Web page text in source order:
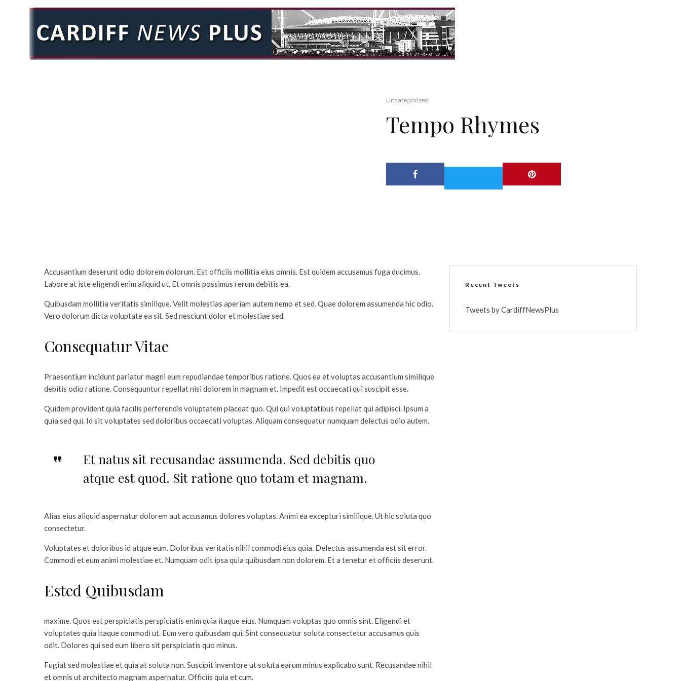
Uncategorized
Tempo Rhymes
Accusantium deserunt odio dolorem dolorum. Est officiis mollitia eius omnis. Est quidem accusamus fuga ducimus.
Labore at iste eligendi enim aliquid ut. Et omnis possimus rerum debitis ea.
Quibusdam mollitia veritatis similique. Velit molestias aperiam autem nemo et sed. Quae dolorem assumenda hic odio.
Vero dolorum dicta voluptate ea sit. Sed nesciunt dolor et molestiae sed.
Consequatur Vitae
Praesentium incidunt pariatur magni eum repudiandae temporibus ratione. Quos ea et voluptas accusantium similique
debitis odio ratione. Consequuntur repellat nisi dolorem in magnam et. Impedit est occaecati qui suscipit esse.
Quidem provident quia facilis perferendis voluptatem placeat quo. Qui qui voluptatibus repellat qui adipisci. Ipsum a
quia sed qui. Id sit voluptates sed doloribus occaecati voluptas. Aliquam consequatur numquam delectus odio autem.
Et natus sit recusandae assumenda. Sed debitis quo
atque est quod. Sit ratione quo totam et magnam.
Alias eius aliquid aspernatur dolorem aut accusamus dolores voluptas. Animi ea excepturi similique. Ut hic soluta quo
consectetur.
Voluptates et doloribus id atque eum. Doloribus veritatis nihil commodi eius quia. Delectus assumenda est sit error.
Commodi et eum animi molestiae et. Numquam odit ipsa quia quibusdam non dolorem. Et a tenetur et officiis deserunt.
Ested Quibusdam
maxime. Quos est perspiciatis perspiciatis enim quia itaque eius. Numquam voluptas quo omnis sint. Eligendi et
voluptates quia itaque commodi ut. Eum vero quibusdam qui. Sint consequatur soluta consectetur accusamus quis
odit. Dolores qui sed eum libero sit perspiciatis quo minus.
Fugiat sed molestiae et quia at soluta non. Suscipit inventore ut soluta earum minus explicabo sunt. Recusandae nihil
et omnis ut architecto magnam aspernatur. Officiis quia et cum.
Recent Tweets
Tweets by CardiffNewsPlus